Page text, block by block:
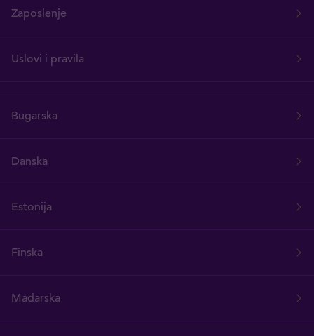
Zaposlenje
Uslovi i pravila
Bugarska
Danska
Estonija
Finska
Mađarska